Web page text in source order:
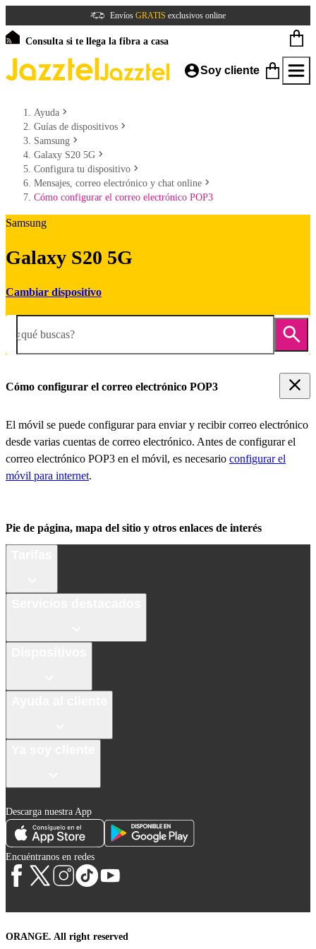
Envíos GRATIS exclusivos online
Consulta si te llega la fibra a casa
Soy cliente
Ayuda
Guías de dispositivos
Samsung
Galaxy S20 5G
Configura tu dispositivo
Mensajes, correo electrónico y chat online
Cómo configurar el correo electrónico POP3
Samsung
Galaxy S20 5G
Cambiar dispositivo
¿qué buscas?
Cómo configurar el correo electrónico POP3
El móvil se puede configurar para enviar y recibir correo electrónico
desde varias cuentas de correo electrónico. Antes de configurar el
correo electrónico POP3 en el móvil, es necesario configurar el
móvil para internet.
Pie de página, mapa del sitio y otros enlaces de interés
Descarga nuestra App
Encuéntranos en redes
ORANGE. All right reserved